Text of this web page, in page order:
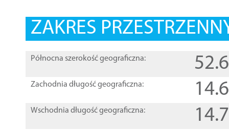
ZAKRES
Północna szerokość geograficzna:
Zachodnia długość geograficzna:
Wschodnia długość geograficzna: